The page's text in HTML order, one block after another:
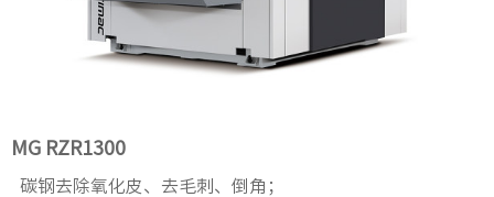
MG RZR1300
碳钢去除氧化皮、去毛刺、倒角；